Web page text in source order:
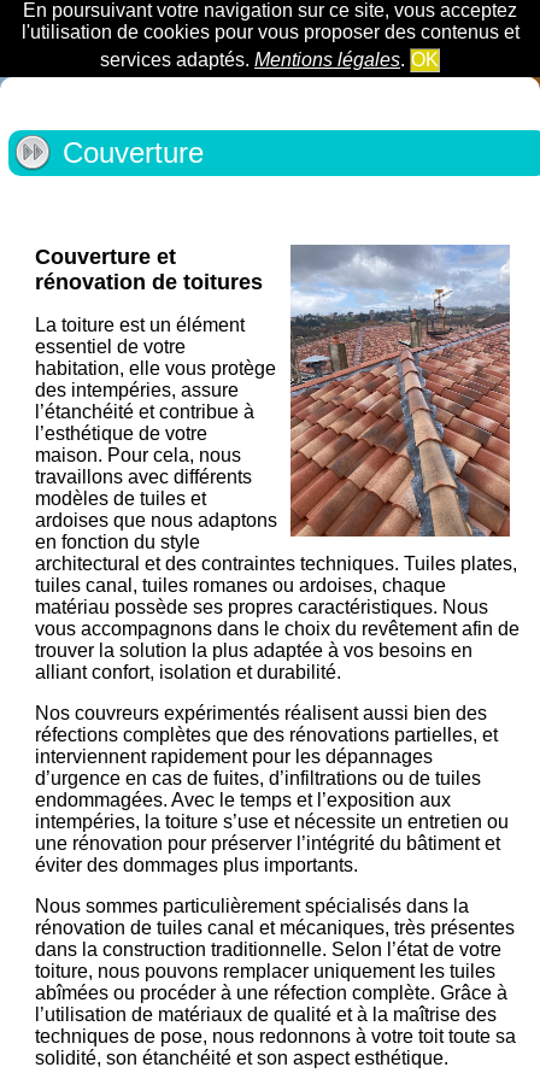
En poursuivant votre navigation sur ce site, vous acceptez
l'utilisation de cookies pour vous proposer des contenus et
services adaptés. Mentions légales. OK
Couverture
Couverture et
rénovation de toitures
La toiture est un élément
essentiel de votre
habitation, elle vous protège
des intempéries, assure
l’étanchéité et contribue à
l’esthétique de votre
maison. Pour cela, nous
travaillons avec différents
modèles de tuiles et
ardoises que nous adaptons
en fonction du style
architectural et des contraintes techniques. Tuiles plates,
tuiles canal, tuiles romanes ou ardoises, chaque
matériau possède ses propres caractéristiques. Nous
vous accompagnons dans le choix du revêtement afin de
trouver la solution la plus adaptée à vos besoins en
alliant confort, isolation et durabilité.
Nos couvreurs expérimentés réalisent aussi bien des
réfections complètes que des rénovations partielles, et
interviennent rapidement pour les dépannages
d’urgence en cas de fuites, d’infiltrations ou de tuiles
endommagées. Avec le temps et l’exposition aux
intempéries, la toiture s’use et nécessite un entretien ou
une rénovation pour préserver l’intégrité du bâtiment et
éviter des dommages plus importants.
Nous sommes particulièrement spécialisés dans la
rénovation de tuiles canal et mécaniques, très présentes
dans la construction traditionnelle. Selon l’état de votre
toiture, nous pouvons remplacer uniquement les tuiles
abîmées ou procéder à une réfection complète. Grâce à
l’utilisation de matériaux de qualité et à la maîtrise des
techniques de pose, nous redonnons à votre toit toute sa
solidité, son étanchéité et son aspect esthétique.